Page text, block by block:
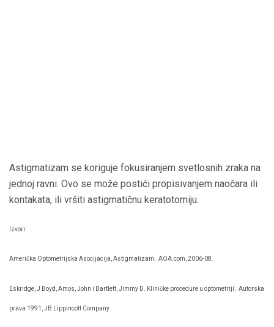
Astigmatizam se koriguje fokusiranjem svetlosnih zraka na
jednoj ravni. Ovo se može postići propisivanjem naočara ili
kontakata, ili vršiti astigmatičnu keratotomiju.
Izvori:
Američka Optometrijska Asocijacija, Astigmatizam. AOA.com, 2006-08.
Eskridge, J Boyd, Amos, John i Bartlett, Jimmy D. Kliničke procedure u optometriji. Autorska
prava 1991, JB Lippincott Company.